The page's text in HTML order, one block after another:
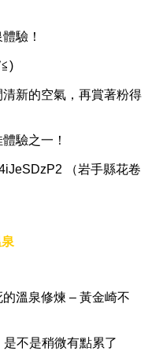
驗！
新的空氣，再賞著粉得
驗之一！
（岩手縣花卷
溫泉修煉 – 黃金崎不
不是稍微有點累了